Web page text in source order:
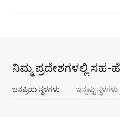
ನಿಮ್ಮ ಪ್ರದೇಶಗಳಲ್ಲಿ ಸಹ-
ಜನಪ್ರಿಯ ಸ್ಥಳಗಳು ಇನ್ನಷ್ಟು ಸ್ಥಳಗಳು